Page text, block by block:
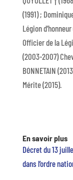
(1991) ;
Légion
Officier de la
(2003-2007)
BONNETAIN
Mérite (2015).
En savoir plus
Décret du 13
dans l’ordre